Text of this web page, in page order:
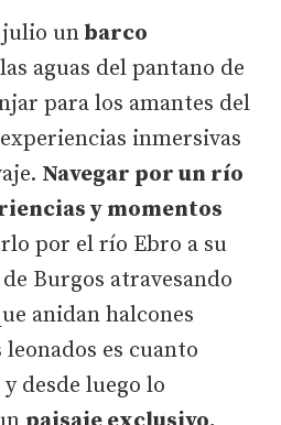
julio un barco
aguas del pantano de
para los amantes del
inmersivas
Navegar por un río
y momentos
por el río Ebro a su
Burgos atravesando
anidan halcones
es cuanto
desde luego lo